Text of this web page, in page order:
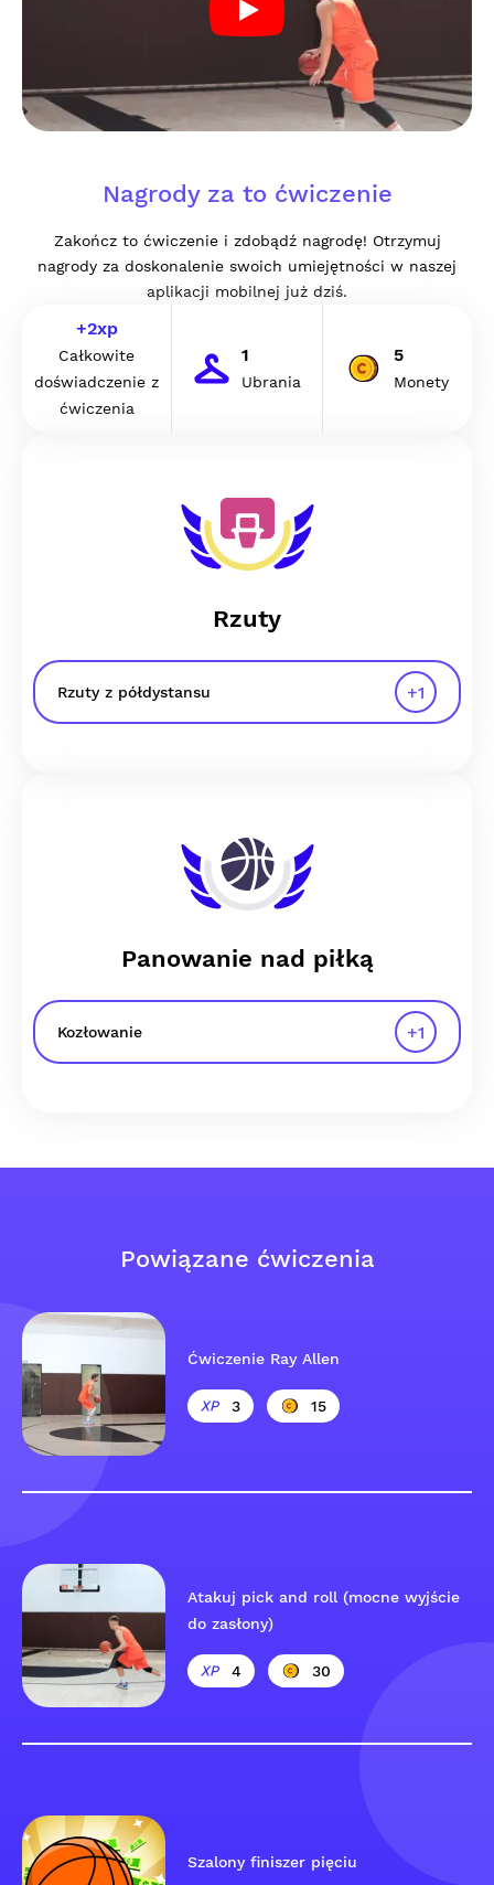
Nagrody za to ćwiczenie
Zakończ to ćwiczenie i zdobądź nagrodę! Otrzymuj
nagrody za doskonalenie swoich umiejętności w naszej
aplikacji mobilnej już dziś.
+2xp
Całkowite
doświadczenie z
ćwiczenia
1
Ubrania
5
Monety
Rzuty
Rzuty z półdystansu +1
Panowanie nad piłką
Kozłowanie +1
Powiązane ćwiczenia
Ćwiczenie Ray Allen
3 15
Atakuj pick and roll (mocne wyjście
do zasłony)
4 30
Szalony finiszer pięciu